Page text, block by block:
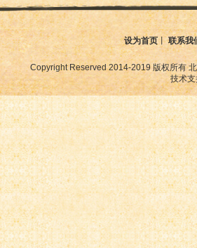
设为首页丨联系我
Copyright Reserved 2014-2019 版权所有
技术